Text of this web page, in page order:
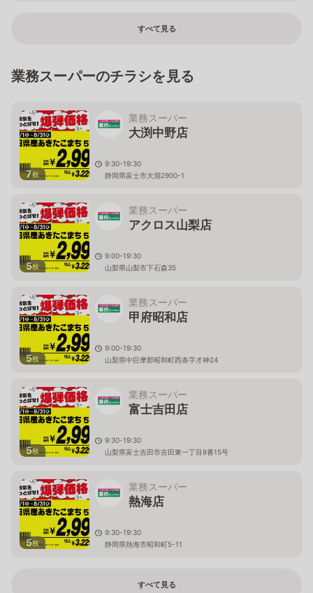
すべて見る
業務スーパーのチラシを見る
7枚
業務スーパー
大渕中野店
9:30-19:30
静岡県富士市大淵2900-1
5枚
業務スーパー
アクロス山梨店
9:00-19:30
山梨県山梨市下石森35
5枚
業務スーパー
甲府昭和店
9:00-19:30
山梨県中巨摩郡昭和町西条字才神24
5枚
業務スーパー
富士吉田店
9:30-19:30
山梨県富士吉田市吉田東一丁目8番15号
5枚
業務スーパー
熱海店
9:30-19:30
静岡県熱海市昭和町5-11
すべて見る